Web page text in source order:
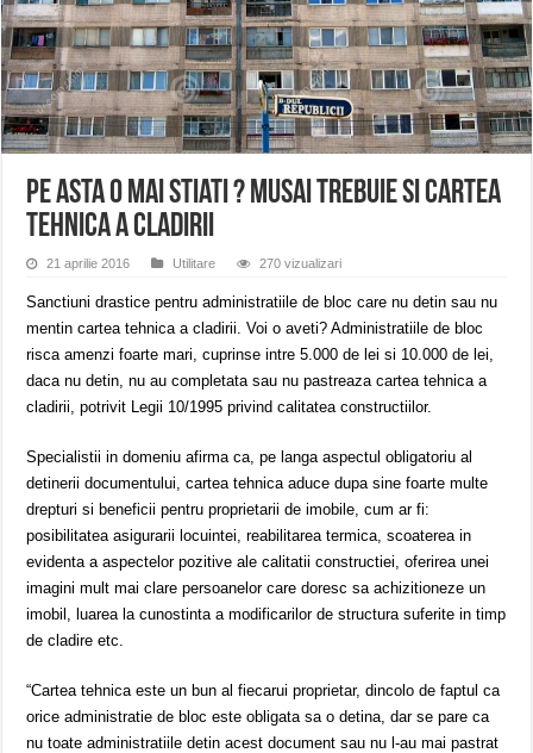
ANUNŢ OPRIRE APĂ în CARANSEBEȘ avarie
ANUNȚ OPRIRE APĂ în Reșița, cartier Țerova – avarie – 04.08.2026
Pe asta o mai stiati ? Musai trebuie si cartea
tehnica a cladirii
21 aprilie 2016 Utilitare 270 vizualizari
Sanctiuni drastice pentru administratiile de bloc care nu detin sau nu
mentin cartea tehnica a cladirii. Voi o aveti? Administratiile de bloc
risca amenzi foarte mari, cuprinse intre 5.000 de lei si 10.000 de lei,
daca nu detin, nu au completata sau nu pastreaza cartea tehnica a
cladirii, potrivit Legii 10/1995 privind calitatea constructiilor.
Specialistii in domeniu afirma ca, pe langa aspectul obligatoriu al
detinerii documentului, cartea tehnica aduce dupa sine foarte multe
drepturi si beneficii pentru proprietarii de imobile, cum ar fi:
posibilitatea asigurarii locuintei, reabilitarea termica, scoaterea in
evidenta a aspectelor pozitive ale calitatii constructiei, oferirea unei
imagini mult mai clare persoanelor care doresc sa achizitioneze un
imobil, luarea la cunostinta a modificarilor de structura suferite in timp
de cladire etc.
“Cartea tehnica este un bun al fiecarui proprietar, dincolo de faptul ca
orice administratie de bloc este obligata sa o detina, dar se pare ca
nu toate administratiile detin acest document sau nu l-au mai pastrat